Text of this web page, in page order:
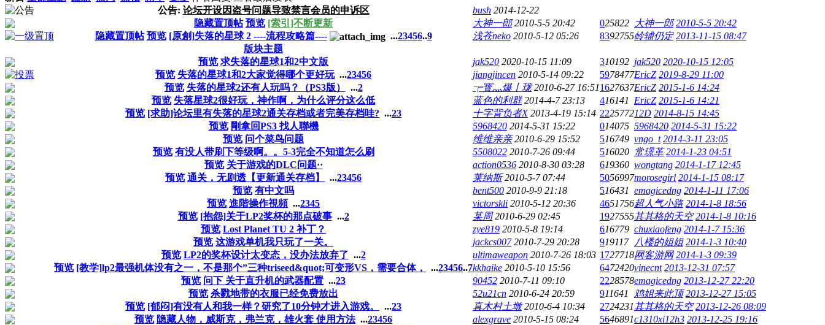
公告: 论坛开设因盗号问题导致禁言会员的申诉区 bush 2014-12-22
隐藏置顶帖 预览 [索引]不断更新 大神一郎 2010-5-5 20:42 025822 大神一郎 2010-5-5 20:42
隐藏置顶帖 预览 [原創]失落的星球 2 ----流程攻略篇---- ...23456..9 浅苍neko 2010-5-12 05:26 8392755岭辅仍定 2013-11-15 08:47
版块主题
预览 求失落的星球1和2中文版 jak520 2020-10-15 11:09 310192 jak520 2020-10-15 12:05
预览 失落的星球1和2大家觉得哪个更好玩 ...23456 jiangjincen 2010-5-14 09:22 5978477EricZ 2019-8-29 11:00
预览 失落的星球2还有人玩吗？（PS3版） ...2 ┮寳灬爆丨珑 2010-6-27 16:511627637EricZ 2015-1-6 14:24
预览 失落星球2很好玩，神作啊，为什么评分这么低 蓝色的利群 2014-4-7 23:13 416141 EricZ 2015-1-6 14:21
预览 [求助]论坛里有失落的星球2通关存档或者完美存档哇? ...23 十字背负者X 2013-4-19 15:14 222577212D 2014-8-15 14:45
预览 剛拿回PS3 找人聯機 5968420 2014-5-31 15:22 014075 5968420 2014-5-31 15:22
预览 问个菜鸟问题 维维亲亲 2010-6-29 15:52 516749 vngo_t 2014-3-11 23:05
预览 有没人带刷下等级啊。。5-3完全不知道怎么刷 5508022 2010-7-26 09:44 516020 常璟革 2014-1-23 04:51
预览 关于游戏的DLC问题·· action0536 2010-8-30 03:28 619360 wongtang 2014-1-17 12:45
预览 通关，无剧透【更新通关存档】 ...23456 莱纳斯 2010-5-7 07:44 5056997morosegirl 2014-1-15 08:17
预览 有中文吗 bent500 2010-9-9 21:18 516431 emagicedng 2014-1-11 17:06
预览 進階操作視頻 ...2345 victorskli 2010-5-12 20:36 4651756超人气小路 2014-1-8 18:56
预览 [抱怨]关于LP2奖杯的那点破事 ...2 某周 2010-6-29 02:45 1927555其其格的天空 2014-1-8 10:16
预览 Lost Planet TU 2 补丁？ zye819 2010-5-8 19:14 616779 chuxiaofeng 2014-1-7 15:36
预览 这游戏单机我只玩了一关。 jackcs007 2010-7-29 20:28 919117 八楼的姐姐 2014-1-3 10:40
预览 LP2的奖杯设计太变态，没办法放弃了 ...2 ultimaweapon 2010-7-26 18:03 1727718网客游网 2014-1-3 09:39
预览 [教学]lp2最强机体没有之一，不是那个”三种triseed&quot;可变形VS，需要合体， ...23456..7kkhaike 2010-5-10 15:56 6472420vinecnt 2013-12-31 07:57
预览 问下 关于直升机的武器配置 ...23 90452 2010-7-11 09:10 2228578emagicedng 2013-12-27 22:20
预览 杀戮地带的衣服已经免费放出 52u21cn 2010-6-24 20:59 911641 鸡姐来此顶 2013-12-27 15:05
预览 [郁闷]有没有人和我一样？研究了10分钟才进入游戏。 ...23 真木村土墩 2010-6-4 10:34 2724231其其格的天空 2013-12-26 08:09
预览 隐藏人物，威斯克，弗兰克，雄火套 使用方法 ...23456 alexgrave 2010-5-15 08:24 5646891c1310xi12h3 2013-12-25 19:16